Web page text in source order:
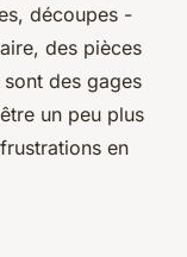
découpes -
des pièces
des gages
un peu plus
en